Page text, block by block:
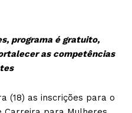
programa é gratuito,
as competências
(18) as inscrições para o